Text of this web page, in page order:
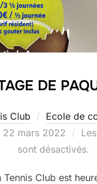
DE
Club Ecole de
Publié
22 mars 2022
sont désactivés.
Tennis Club est